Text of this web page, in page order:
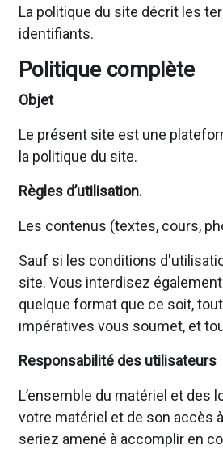
La politique du site décrit les
identifiants.
Politique complète
Objet
Le présent site est une
la politique du site.
Règles d’utilisation.
Les contenus (textes, cours,
Sauf si les conditions
site. Vous interdisez
quelque format que ce soit,
impératives vous soumet, et
Responsabilité des utilisateurs
L’ensemble du matériel et des
votre matériel et de son accès
seriez amené à accomplir en